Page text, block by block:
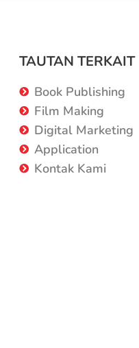
TAUTAN TERKAIT
Book Publishing
Film Making
Digital Marketing
Application
Kontak Kami